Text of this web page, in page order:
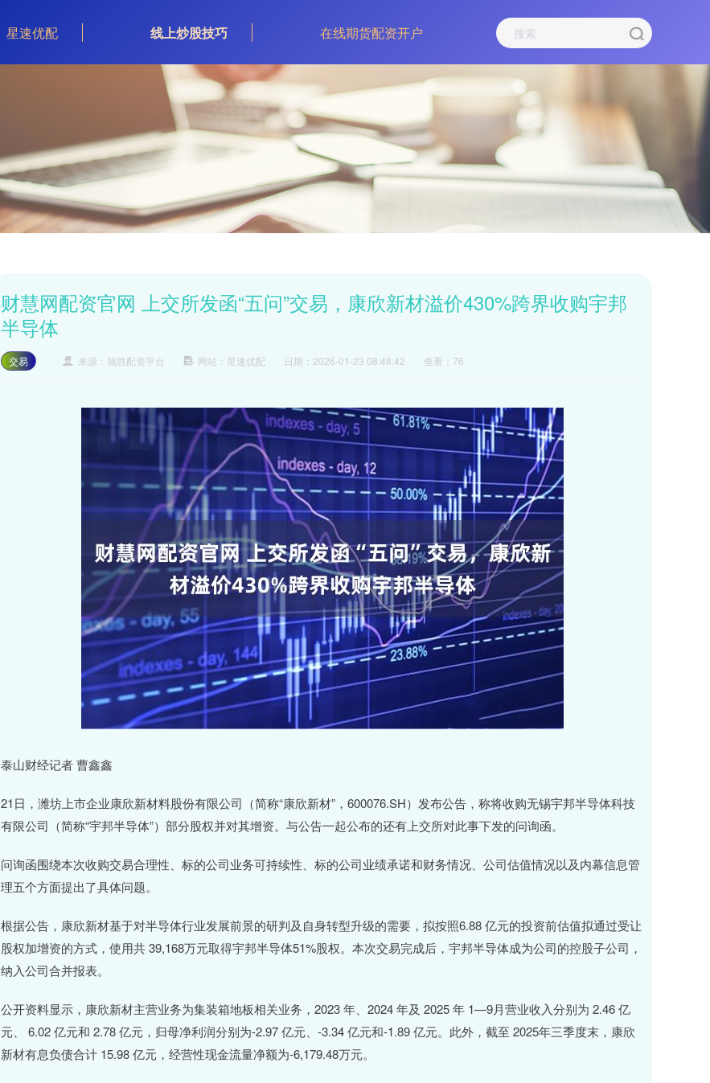
星速优配 线上炒股技巧 在线期货配资开户
财慧网配资官网 上交所发函“五问”交易，康欣新材溢价430%跨界收购宇邦
半导体
交易 来源：旭胜配资平台 网站：星速优配 日期：2026-01-23 08:48:42 查看：76
泰山财经记者 曹鑫鑫
21日，潍坊上市企业康欣新材料股份有限公司（简称“康欣新材”，600076.SH）发布公告，称将收购无锡宇邦半导体科技
有限公司（简称“宇邦半导体”）部分股权并对其增资。与公告一起公布的还有上交所对此事下发的问询函。
问询函围绕本次收购交易合理性、标的公司业务可持续性、标的公司业绩承诺和财务情况、公司估值情况以及内幕信息管
理五个方面提出了具体问题。
根据公告，康欣新材基于对半导体行业发展前景的研判及自身转型升级的需要，拟按照6.88 亿元的投资前估值拟通过受让
股权加增资的方式，使用共 39,168万元取得宇邦半导体51%股权。本次交易完成后，宇邦半导体成为公司的控股子公司，
纳入公司合并报表。
公开资料显示，康欣新材主营业务为集装箱地板相关业务，2023 年、2024 年及 2025 年 1—9月营业收入分别为 2.46 亿
元、 6.02 亿元和 2.78 亿元，归母净利润分别为-2.97 亿元、-3.34 亿元和-1.89 亿元。此外，截至 2025年三季度末，康欣
新材有息负债合计 15.98 亿元，经营性现金流量净额为-6,179.48万元。